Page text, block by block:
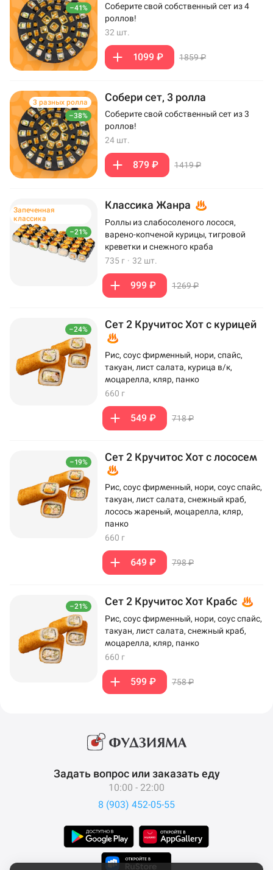
–41%
Соберите свой собственный сет из 4
роллов!
32 шт.
1099 ₽ 1859 ₽
–38%
3 разных ролла Собери сет, 3 ролла
Соберите свой собственный сет из 3
роллов!
24 шт.
879 ₽ 1419 ₽
–21%
Запеченная
классика
Классика Жанра
Роллы из слабосоленого лосося,
варено-копченой курицы, тигровой
креветки и снежного краба
735 г · 32 шт.
999 ₽ 1269 ₽
–24% Сет 2 Кручитос Хот с курицей
Рис, соус фирменный, нори, спайс,
такуан, лист салата, курица в/к,
моцарелла, кляр, панко
660 г
549 ₽ 718 ₽
–19% Сет 2 Кручитос Хот с лососем
Рис, соус фирменный, нори, соус спайс,
такуан, лист салата, снежный краб,
лосось жареный, моцарелла, кляр,
панко
660 г
649 ₽ 798 ₽
–21% Сет 2 Кручитос Хот Крабс
Рис, соус фирменный, нори, соус спайс,
такуан, лист салата, снежный краб,
моцарелла, кляр, панко
660 г
599 ₽ 758 ₽
Задать вопрос или заказать еду
10:00 - 22:00
8 (903) 452-05-55